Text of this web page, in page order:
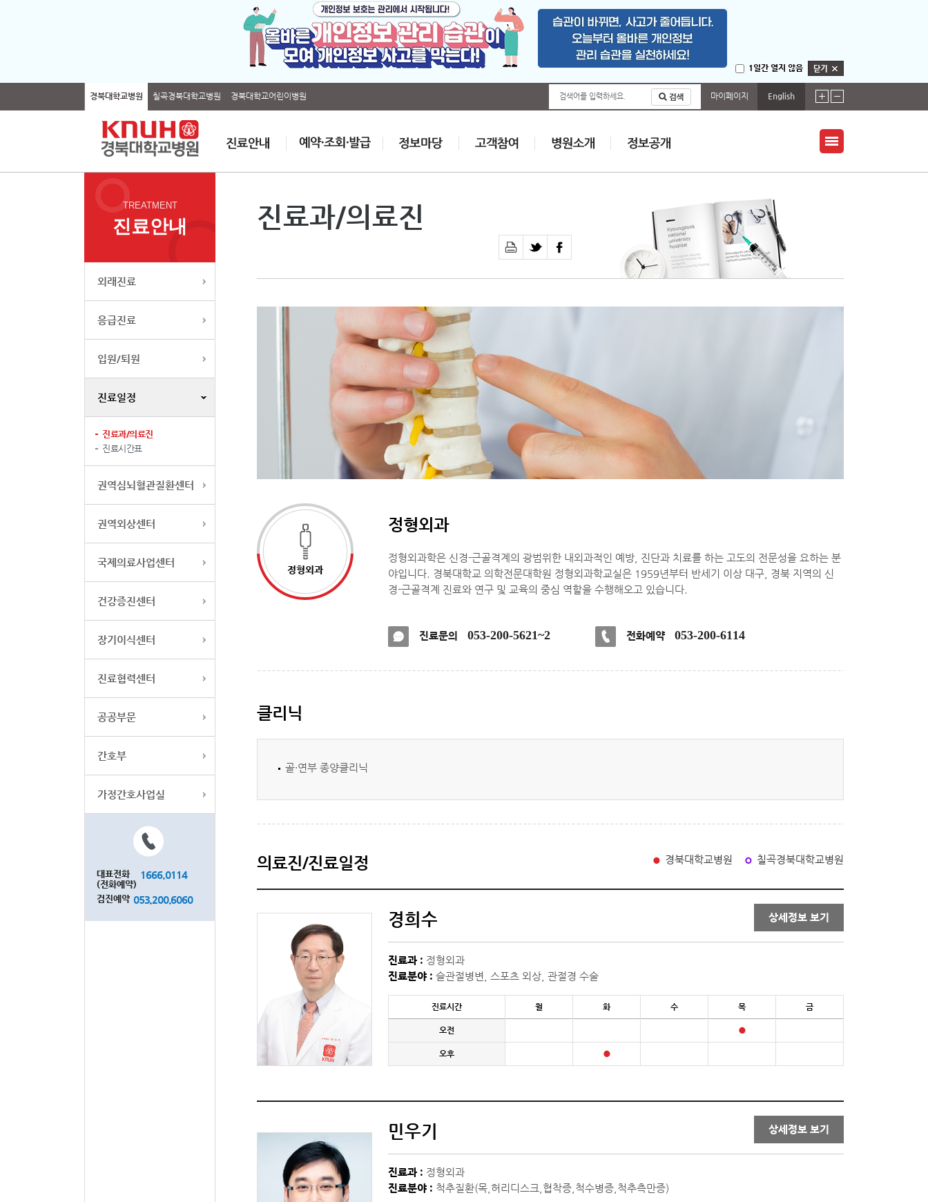
1일간 열지 않음
경북대학교병원 칠곡경북대학교병원 경북대학교어린이병원 검색어를 입력하세요. 마이페이지 English
TREATMENT
진료안내
외래진료
응급진료
입원/퇴원
진료일정
진료과/의료진
진료시간표
권역심뇌혈관질환센터
권역외상센터
국제의료사업센터
건강증진센터
장기이식센터
진료협력센터
공공부문
간호부
가정간호사업실
대표전화
(전화예약)
1666.0114
검진예약 053.200.6060
진료과/의료진
정형외과
정형외과
정형외과학은 신경-근골격계의 광범위한 내외과적인 예방, 진단과 치료를 하는 고도의 전문성을 요하는 분
야입니다. 경북대학교 의학전문대학원 정형외과학교실은 1959년부터 반세기 이상 대구, 경북 지역의 신
경-근골격계 진료와 연구 및 교육의 중심 역할을 수행해오고 있습니다.
진료문의 053-200-5621~2 전화예약 053-200-6114
클리닉
골·연부 종양클리닉
의료진/진료일정 경북대학교병원 칠곡경북대학교병원
경희수 상세정보 보기
진료과 : 정형외과
진료분야 : 슬관절병변, 스포츠 외상, 관절경 수술
진료시간 월 화 수 목 금
오전
오후
민우기 상세정보 보기
진료과 : 정형외과
진료분야 : 척추질환(목,허리디스크,협착증,척수병증,척추측만증)